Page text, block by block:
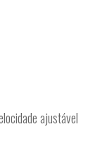
ajustável